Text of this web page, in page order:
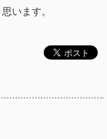
います。